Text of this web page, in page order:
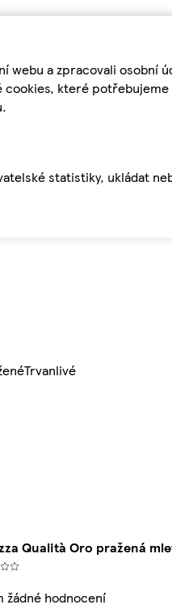
a zpracovali osobní
které
statistiky, ukládat
Trvanlivé
Qualità Oro pražená
žádné hodnocení